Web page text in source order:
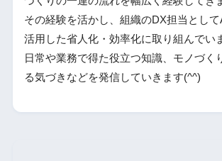
その経験を活かし、組織のDX担当として
活用した省人化・効率化に取り組んでい
日常や業務で得た役立つ知識、モノづく
る気づきなどを発信していきます(^^)